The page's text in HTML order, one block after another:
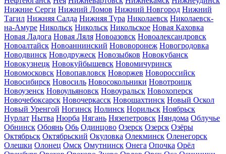
Нижние Серги Нижний Ломов Нижний Новгород Нижний
Тагил Нижняя Салда Нижняя Тура Николаевск Николаевск-
на-Амуре Никольск Никольск Никольское Новая Каховка
Новая Ладога Новая Ляля Новоазовск Новоалександровск
Новоалтайск Новоаннинский Нововоронеж Новогродовка
Новодвинск Новодружеск Новозыбков Новокубанск
Новокузнецк Новокуйбышевск Новомичуринск
Новомосковск Новопавловск Новоржев Новороссийск
Новосибирск Новосиль Новосокольники Новотроицк
Новоузенск Новоульяновск Новоуральск Новохоперск
Новочебоксарск Новочеркасск Новошахтинск Новый Оскол
Новый Уренгой Ногинск Нолинск Норильск Ноябрьск
Нурлат Нытва Нюрба Нягань Нязепетровск Няндома Облучье
Обнинск Обоянь Обь Одинцово Озерск Озерск Озёры
Октябрьск Октябрьский Окуловка Олекминск Оленегорск
Олешки Олонец Омск Омутнинск Онега Опочка Орёл